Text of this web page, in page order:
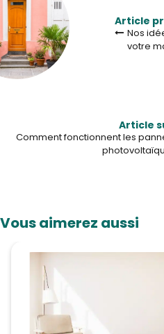
Article
Nos
votre
Article
Comment fonctionnent les
Vous aimerez aussi